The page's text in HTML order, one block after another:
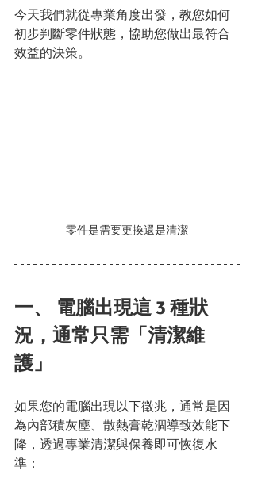
今天我們就從專業角度出發，教您如何
初步判斷零件狀態，協助您做出最符合
效益的決策。
零件是需要更換還是清潔
一、 電腦出現這 3 種狀
況，通常只需「清潔維
護」
如果您的電腦出現以下徵兆，通常是因
為內部積灰塵、散熱膏乾涸導致效能下
降，透過專業清潔與保養即可恢復水
準：